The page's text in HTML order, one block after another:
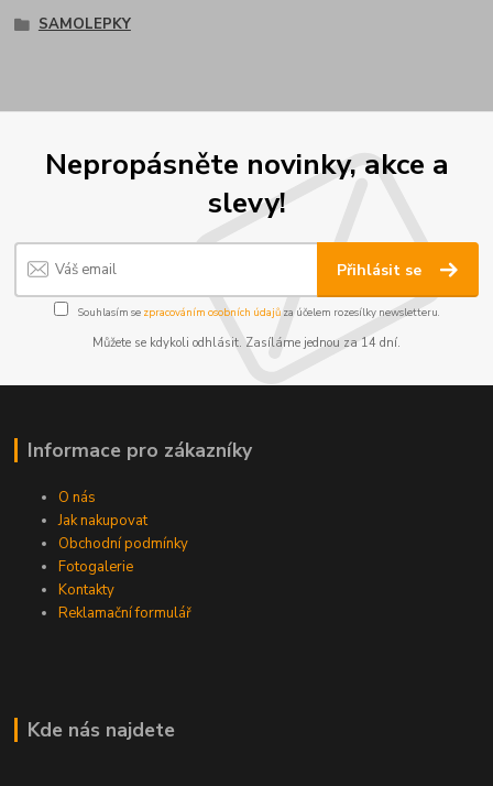
SAMOLEPKY
Nepropásněte novinky, akce a
slevy!
Přihlásit se
Souhlasím se zpracováním osobních údajůza účelem rozesílky newsletteru.
Můžete se kdykoli odhlásit. Zasíláme jednou za 14 dní.
Informace pro zákazníky
O nás
Jak nakupovat
Obchodní podmínky
Fotogalerie
Kontakty
Reklamační formulář
Kde nás najdete